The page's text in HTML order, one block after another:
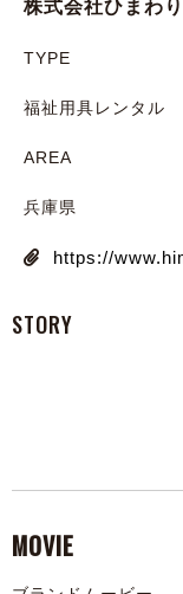
株式会社ひまわり
TYPE
福祉用具レンタル
AREA
兵庫県
https://
STORY
MOVIE